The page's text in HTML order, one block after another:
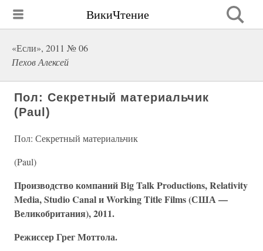
ВикиЧтение
«Если», 2011 № 06
Пехов Алексей
Пол: Секретный материальчик
(Paul)
Пол: Секретный материальчик
(Paul)
Производство компаний Big Talk Productions, Relativity
Media, Studio Canal и Working Title Films (США —
Великобритания), 2011.
Режиссер Грег Моттола.